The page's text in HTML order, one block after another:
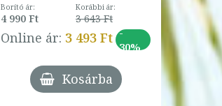
Borító ár:
4 990 Ft
Korábbi ár:
3 643 Ft
Online ár: 3 493 Ft -
30%
Kosárba